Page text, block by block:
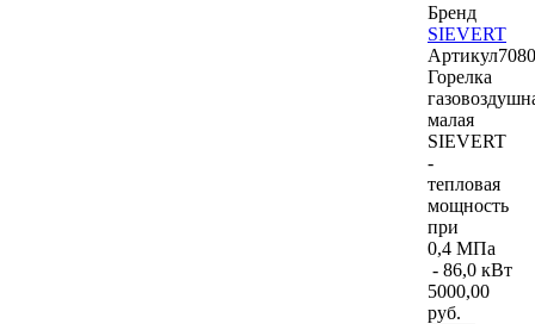
Бренд
SIEVERT
Артикул
Горелка
малая
SIEVERT
-
тепловая
мощность
при
0,4 МПа
- 86,0 кВт
5000,00
руб.